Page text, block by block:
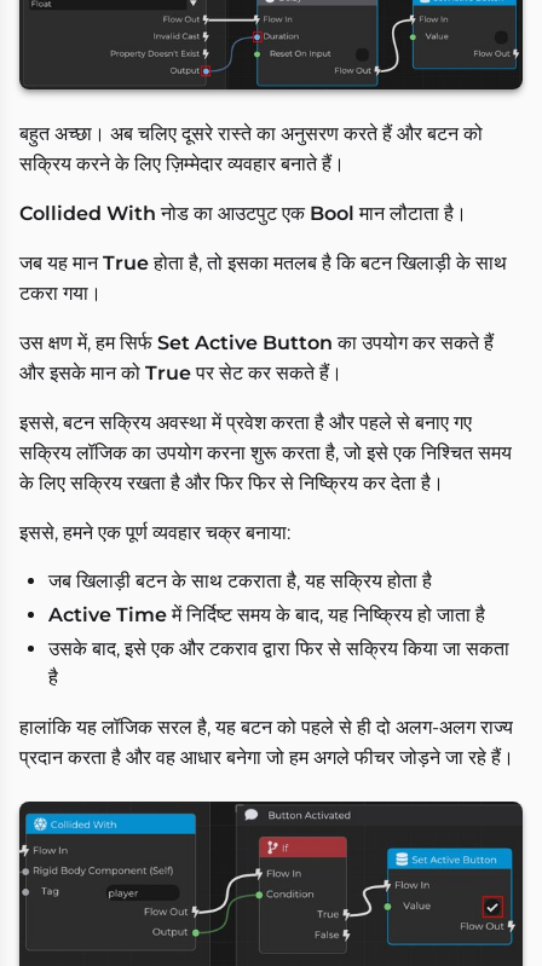
बहुत अच्छा। अब चलिए दूसरे रास्ते का अनुसरण करते हैं और बटन को
सक्रिय करने के लिए ज़िम्मेदार व्यवहार बनाते हैं।
Collided With नोड का आउटपुट एक Bool मान लौटाता है।
जब यह मानTrueहोता है, तो इसका मतलब है कि बटन खिलाड़ी के साथ
टकरा गया।
उस क्षण में, हम सिर्फ Set Active Button का उपयोग कर सकते हैं
और इसके मान को Trueपर सेट कर सकते हैं।
इससे, बटन सक्रिय अवस्था में प्रवेश करता है और पहले से बनाए गए
सक्रिय लॉजिक का उपयोग करना शुरू करता है, जो इसे एक निश्चित समय
के लिए सक्रिय रखता है और फिर फिर से निष्क्रिय कर देता है।
इससे, हमने एक पूर्ण व्यवहार चक्र बनाया:
जब खिलाड़ी बटन के साथ टकराता है, यह सक्रिय होता है
Active Timeमें निर्दिष्ट समय के बाद, यह निष्क्रिय हो जाता है
उसके बाद, इसे एक और टकराव द्वारा फिर से सक्रिय किया जा सकता
है
हालांकि यह लॉजिक सरल है, यह बटन को पहले से ही दो अलग-अलग राज्य
प्रदान करता है और वह आधार बनेगा जो हम अगले फीचर जोड़ने जा रहे हैं।